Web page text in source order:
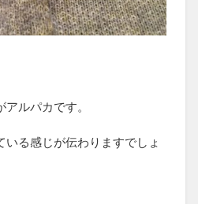
ルパカです。
る感じが伝わりますでしょ